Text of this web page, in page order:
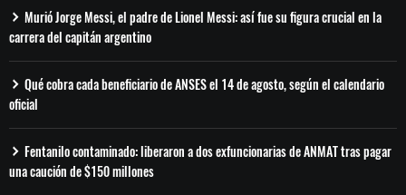
Murió Jorge Messi, el padre de Lionel Messi: así fue su figura crucial en la
carrera del capitán argentino
Qué cobra cada beneficiario de ANSES el 14 de agosto, según el calendario
oficial
Fentanilo contaminado: liberaron a dos exfuncionarias de ANMAT tras pagar
una caución de $150 millones